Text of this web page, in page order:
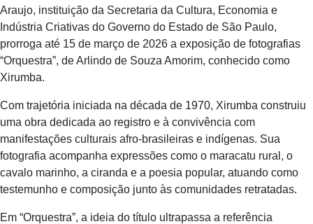
Araujo, instituição da Secretaria da Cultura, Economia e
Indústria Criativas do Governo do Estado de São Paulo,
prorroga até 15 de março de 2026 a exposição de fotografias
“Orquestra”, de Arlindo de Souza Amorim, conhecido como
Xirumba.
Com trajetória iniciada na década de 1970, Xirumba construiu
uma obra dedicada ao registro e à convivência com
manifestações culturais afro-brasileiras e indígenas. Sua
fotografia acompanha expressões como o maracatu rural, o
cavalo marinho, a ciranda e a poesia popular, atuando como
testemunho e composição junto às comunidades retratadas.
Em “Orquestra”, a ideia do título ultrapassa a referência